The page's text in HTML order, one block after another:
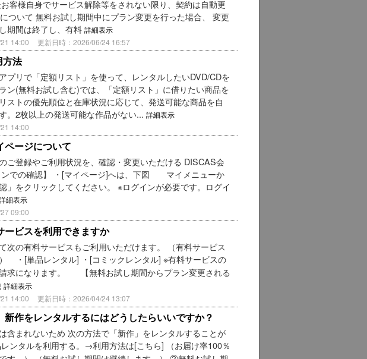
客様自身でサービス解除等をされない限り、契約は自動更
ついて 無料お試し期間中にプラン変更を行った場合、 変更
期間は終了し、有料 詳細表示
14:00 更新日時：2026/06/24 16:57
方法
プリで「定額リスト」を使って、レンタルしたいDVD/CDを
ン(無料お試し含む)では、「定額リスト」に借りたい商品を
ストの優先順位と在庫状況に応じて、発送可能な商品を自
。2枚以上の発送可能な作品がない... 詳細表示
14:00
ページについて
ご登録やご利用状況を、確認・変更いただける DISCAS会
ンでの確認】 ・[マイページ]へは、下図 マイメニューか
」をクリックしてください。 ※ログインが必要です。ログイ
細表示
09:00
ービスを利用できますか
次の有料サービスもご利用いただけます。 （有料サービス
・[単品レンタル] ・[コミックレンタル] ※有料サービスの
求になります。 【無料お試し期間からプラン変更される
詳細表示
14:00 更新日時：2026/04/24 13:07
作をレンタルするにはどうしたらいいですか？
含まれないため 次の方法で「新作」をレンタルすることが
ンタルを利用する。→利用方法は[こちら] （お届け率100％